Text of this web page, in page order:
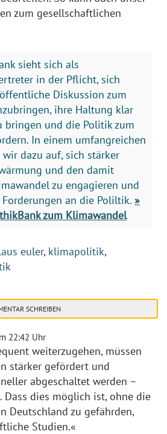
zum gesellschaftlichen
sieht sich als
in der Pflicht, sich
Diskussion zum
ihre Haltung klar
bringen und die Politik zum
In einem umfangreichen
dazu auf, sich stärker
und den damit
zu engagieren und
an die Poliltik. »
zum Klimawandel
euler, klimapolitik,
SCHREIBEN
22:42 Uhr
weiterzugehen, müssen
stärker gefördert und
abgeschaltet werden –
Dass dies möglich ist, ohne die
Deutschland zu gefährden,
Studien.«